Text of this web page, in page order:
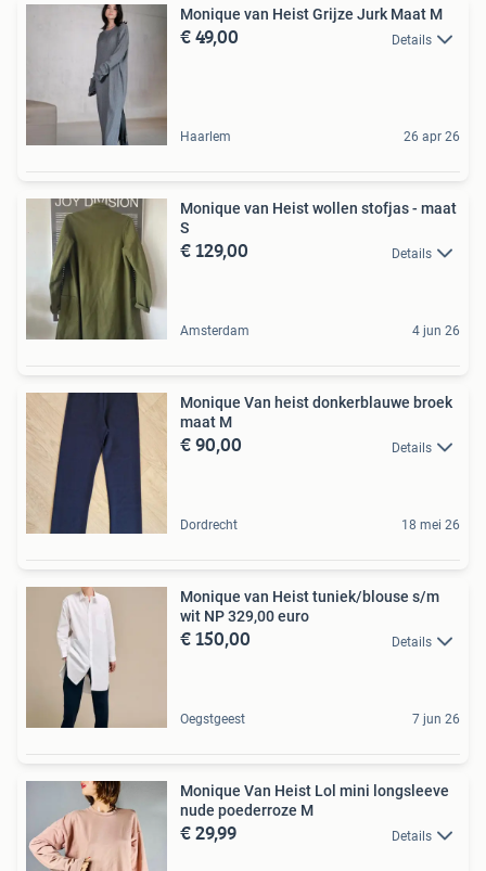
Monique van Heist Grijze Jurk Maat M
€ 49,00 Details
Haarlem 26 apr 26
Monique van Heist wollen stofjas - maat
S
€ 129,00 Details
Amsterdam 4 jun 26
Monique Van heist donkerblauwe broek
maat M
€ 90,00 Details
Dordrecht 18 mei 26
Monique van Heist tuniek/blouse s/m
wit NP 329,00 euro
€ 150,00 Details
Oegstgeest 7 jun 26
Monique Van Heist Lol mini longsleeve
nude poederroze M
€ 29,99 Details